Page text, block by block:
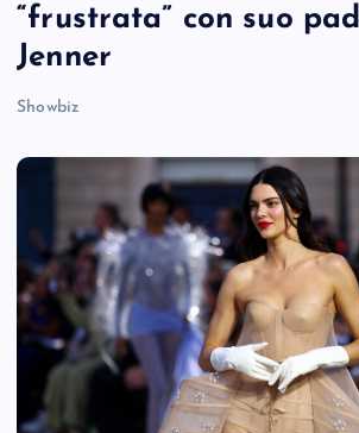
“frustrata” con suo
Jenner
Showbiz